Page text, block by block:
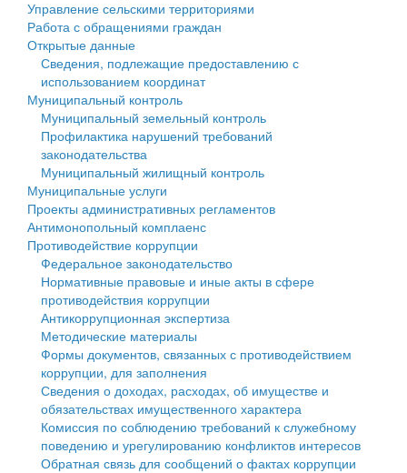
Антимонопольный комплаенс
Противодействие коррупции
Муниципальные программы
Контрольно-счетная палата
Персональные данные
Оценка регулирующего воздействия
Деятельность МУ
Нормативы градостроительного проектирования
Правила землепользования и застройки
Генеральные планы
Проекты планировки территории
Собрание депутатов
Городское поселение
Сельские поселения
Управление сельскими территориями
Работа с обращениями граждан
Открытые данные
Сведения, подлежащие предоставлению с
использованием координат
Муниципальный контроль
Муниципальный земельный контроль
Профилактика нарушений требований
законодательства
Муниципальный жилищный контроль
Муниципальные услуги
Проекты административных регламентов
Антимонопольный комплаенс
Противодействие коррупции
Федеральное законодательство
Нормативные правовые и иные акты в сфере
противодействия коррупции
Антикоррупционная экспертиза
Методические материалы
Формы документов, связанных с противодействием
коррупции, для заполнения
Сведения о доходах, расходах, об имуществе и
обязательствах имущественного характера
Комиссия по соблюдению требований к служебному
поведению и урегулированию конфликтов интересов
Обратная связь для сообщений о фактах коррупции